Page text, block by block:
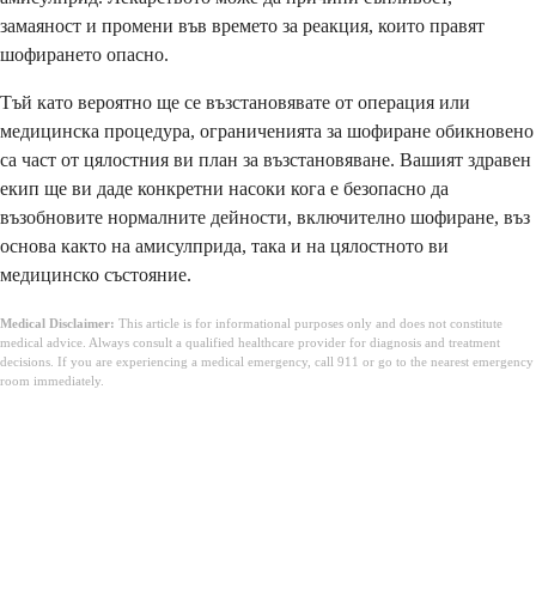
замаяност и промени във времето за реакция, които правят
шофирането опасно.
Тъй като вероятно ще се възстановявате от операция или
медицинска процедура, ограниченията за шофиране обикновено
са част от цялостния ви план за възстановяване. Вашият здравен
екип ще ви даде конкретни насоки кога е безопасно да
възобновите нормалните дейности, включително шофиране, въз
основа както на амисулприда, така и на цялостното ви
медицинско състояние.
Medical Disclaimer: This article is for informational purposes only and does not constitute
medical advice. Always consult a qualified healthcare provider for diagnosis and treatment
decisions. If you are experiencing a medical emergency, call 911 or go to the nearest emergency
room immediately.